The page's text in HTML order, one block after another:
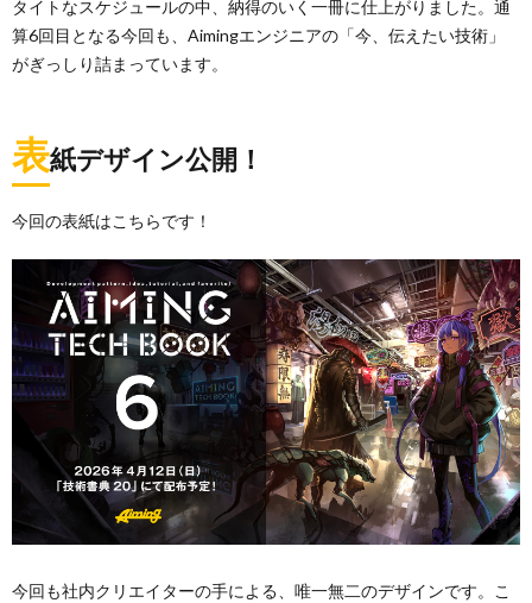
タイトなスケジュールの中、納得のいく一冊に仕上がりました。通
算6回目となる今回も、Aimingエンジニアの「今、伝えたい技術」
がぎっしり詰まっています。
表紙デザイン公開！
今回の表紙はこちらです！
今回も社内クリエイターの手による、唯一無二のデザインです。こ